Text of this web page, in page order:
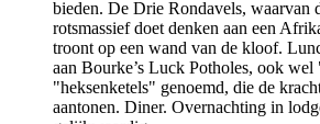
bieden. De Drie Rondavels, waarvan
rotsmassief doet denken aan een
troont op een wand van de kloof.
aan Bourke’s Luck Potholes, ook
"heksenketels" genoemd, die de
aantonen. Diner. Overnachting in